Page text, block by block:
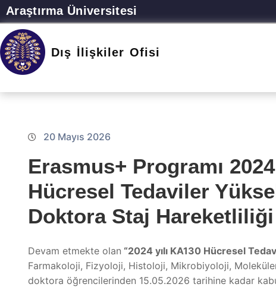
Araştırma Üniversitesi
Dış İlişkiler Ofisi
20 Mayıs 2026
Erasmus+ Programı
Hücresel Tedaviler
Doktora Staj
Devam etmekte olan “2024 yılı KA130 Hücresel
Farmakoloji, Fizyoloji, Histoloji, Mikrobiyoloji,
doktora öğrencilerinden 15.05.2026 tarihine kadar